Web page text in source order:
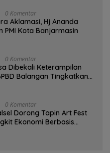
0 Komentar
Aklamasi, Hj Ananda
PMI Kota Banjarmasin
0 Komentar
Dibekali Keterampilan
Balangan Tingkatkan
0 Komentar
Dorong Tapin Art Fest
Ekonomi Berbasis